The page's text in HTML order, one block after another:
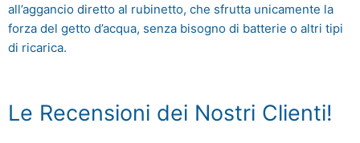
all’aggancio diretto al rubinetto, che sfrutta unicamente la
forza del getto d’acqua, senza bisogno di batterie o altri tipi
di ricarica.
Le Recensioni dei Nostri Clienti!